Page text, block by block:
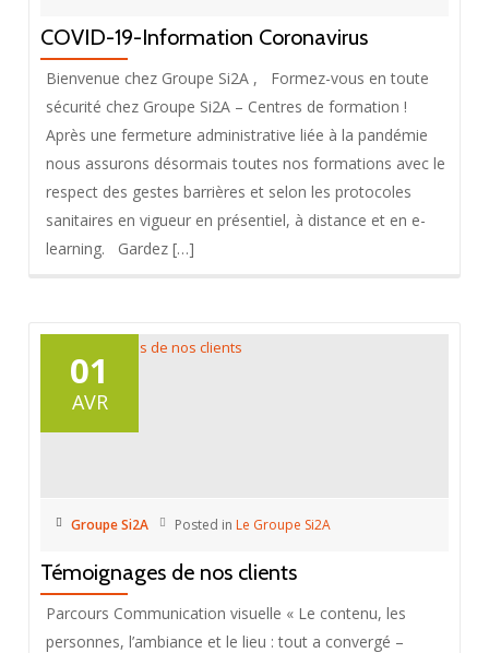
COVID-19-Information Coronavirus
Bienvenue chez Groupe Si2A , Formez-vous en toute
sécurité chez Groupe Si2A – Centres de formation !
Après une fermeture administrative liée à la pandémie
nous assurons désormais toutes nos formations avec le
respect des gestes barrières et selon les protocoles
sanitaires en vigueur en présentiel, à distance et en e-
learning. Gardez […]
01
AVR
Groupe Si2A Posted in Le Groupe Si2A
Témoignages de nos clients
Parcours Communication visuelle « Le contenu, les
personnes, l’ambiance et le lieu : tout a convergé –